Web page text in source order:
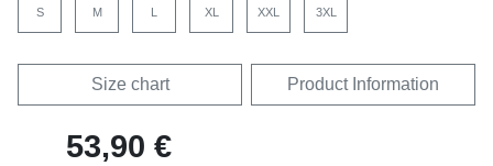
S M L XL XXL 3XL
Size chart Product Information
53,90 €